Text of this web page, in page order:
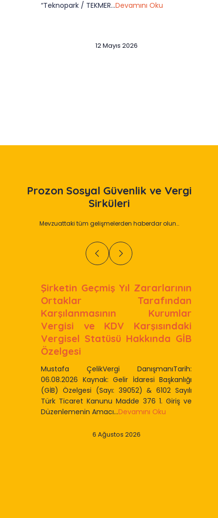
“Teknopark / TEKMER...Devamını Oku
12 Mayıs 2026
Prozon Sosyal Güvenlik ve Vergi
Sirküleri
Mevzuattaki tüm gelişmelerden haberdar olun…
Şirketin Geçmiş Yıl Zararlarının
Ortaklar Tarafından
Karşılanmasının Kurumlar
Vergisi ve KDV Karşısındaki
Vergisel Statüsü Hakkında GİB
Özelgesi
Mustafa ÇelikVergi DanışmanıTarih:
06.08.2026 Kaynak: Gelir İdaresi Başkanlığı
(GİB) Özelgesi (Sayı: 39052) & 6102 Sayılı
Türk Ticaret Kanunu Madde 376 1. Giriş ve
Düzenlemenin Amacı...Devamını Oku
6 Ağustos 2026